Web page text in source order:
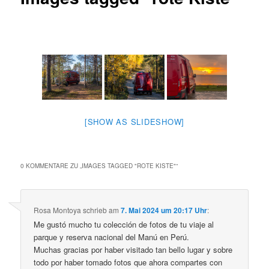
[SHOW AS SLIDESHOW]
0 KOMMENTARE ZU „IMAGES TAGGED "ROTE KISTE"“
Rosa Montoya schriebam7. Mai 2024 um 20:17 Uhr:
Me gustó mucho tu colección de fotos de tu viaje al
parque y reserva nacional del Manú en Perú.
Muchas gracias por haber visitado tan bello lugar y sobre
todo por haber tomado fotos que ahora compartes con